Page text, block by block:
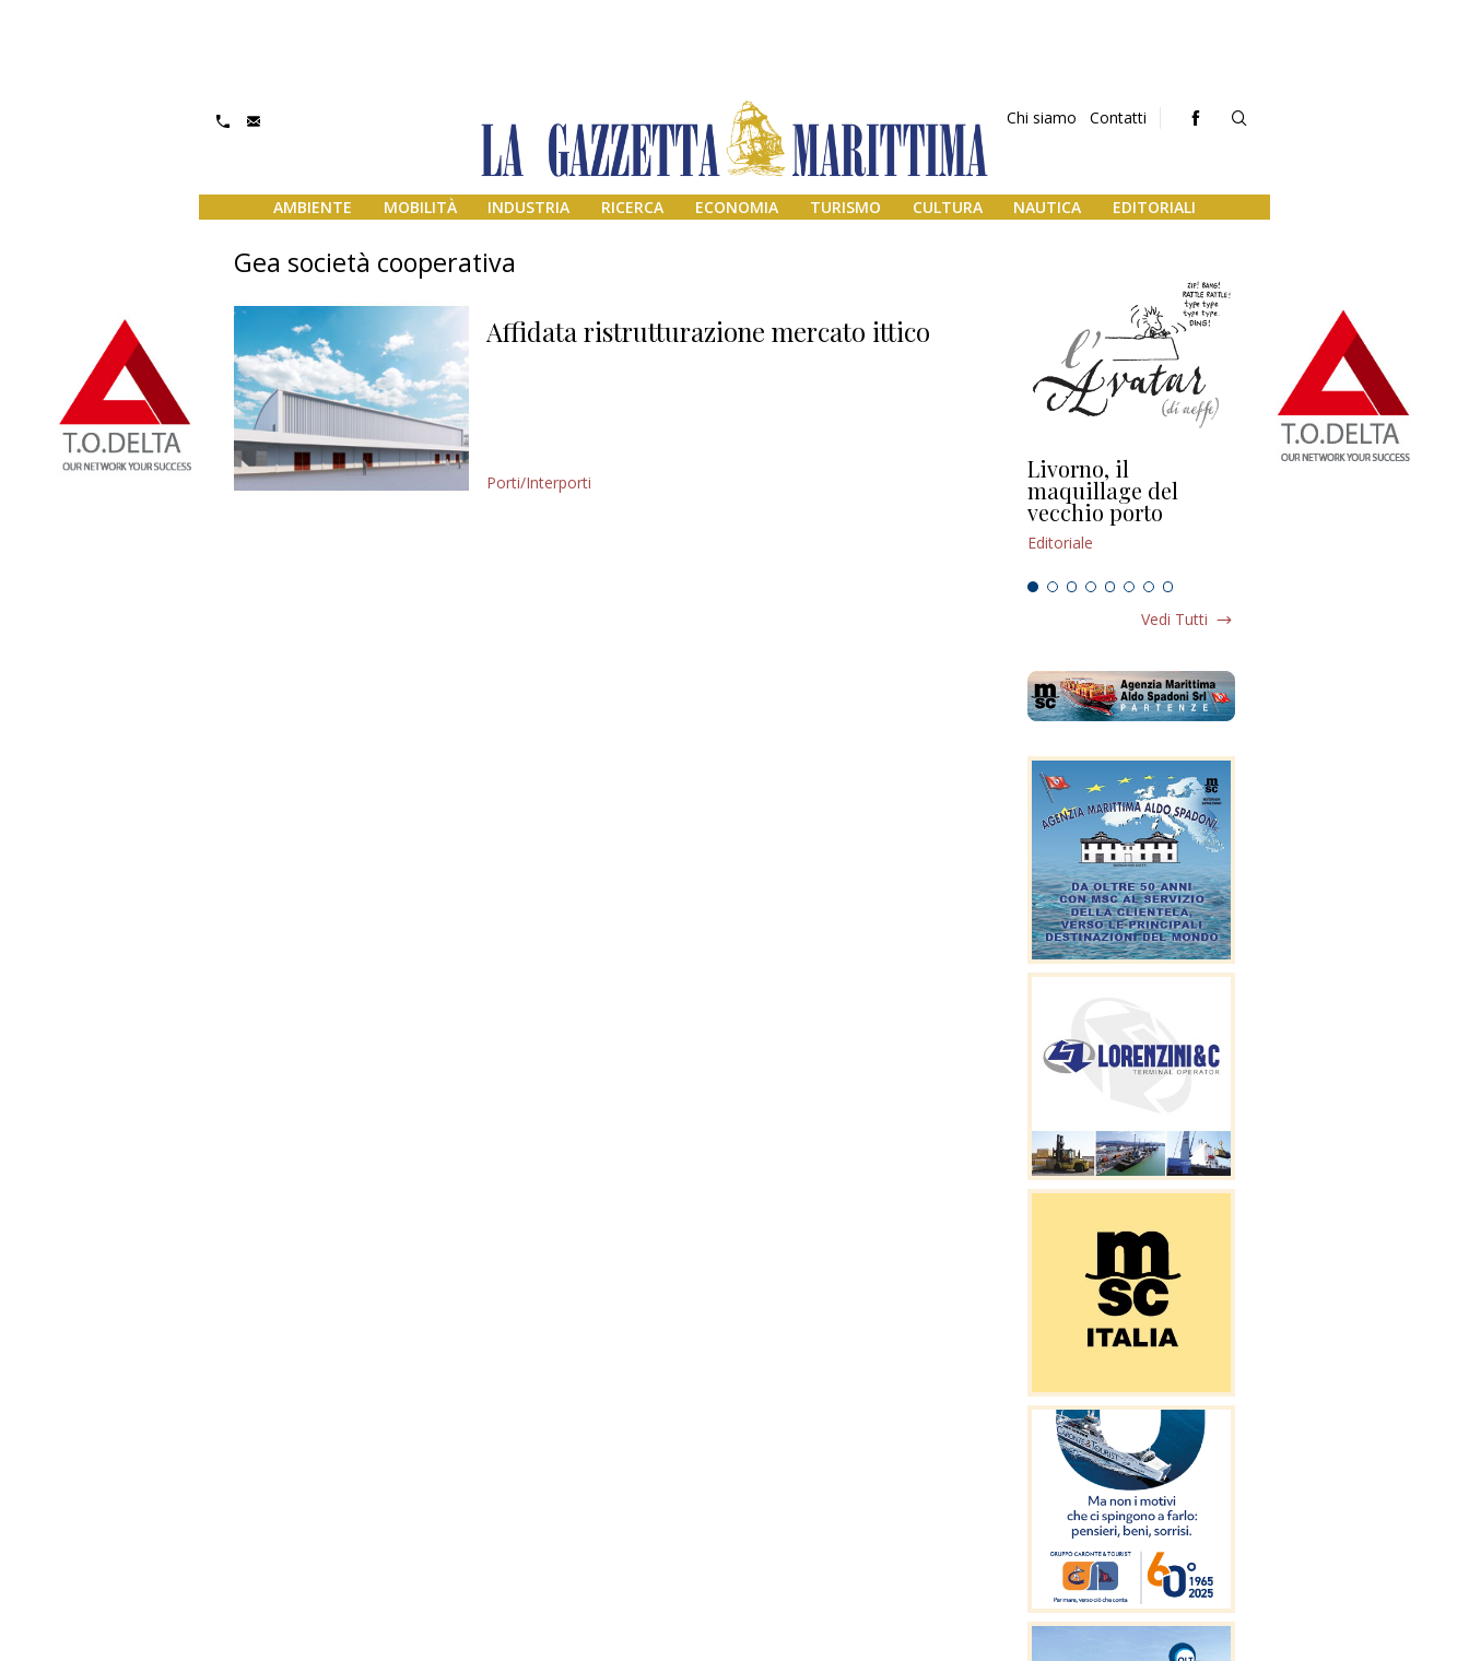
Chi siamo Contatti
AMBIENTE MOBILITÀ INDUSTRIA RICERCA ECONOMIA TURISMO CULTURA NAUTICA EDITORIALI
Gea società cooperativa
Affidata ristrutturazione mercato ittico
Porti/Interporti Livorno, il
maquillage del
vecchio porto
Editoriale
L’uscita di scena di
Vedi Tutti